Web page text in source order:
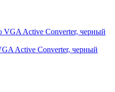
Active Converter, черный